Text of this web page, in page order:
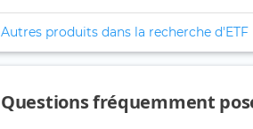
Autres produits dans la recherche d'ETF
Questions fréquemment